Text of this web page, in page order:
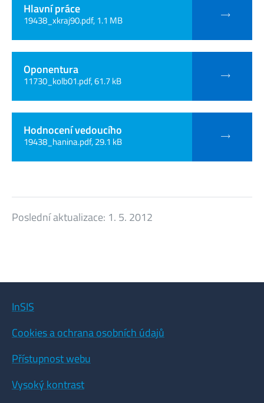
Hlavní práce
19438_xkraj90.pdf, 1.1 MB
Oponentura
11730_kolb01.pdf, 61.7 kB
Hodnocení vedoucího
19438_hanina.pdf, 29.1 kB
Poslední aktualizace: 1. 5. 2012
InSIS
Cookies a ochrana osobních údajů
Přístupnost webu
Vysoký kontrast